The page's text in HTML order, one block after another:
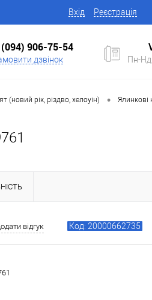
Вхід Реєстрація
906-75-54
дзвінок Пн-
(новий рік, різдво, хелоуін) • Ялинкові
відгук Код: 20000662735